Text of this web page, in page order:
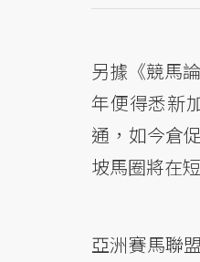
另據《競馬
年便得悉新
通，如今倉
坡馬圈將在
亞洲賽馬聯